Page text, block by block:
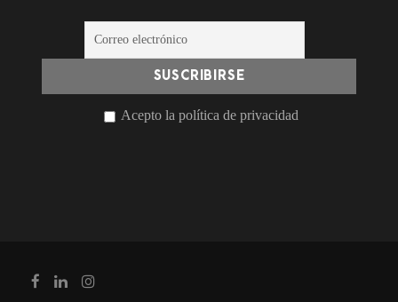
Acepto la política de privacidad